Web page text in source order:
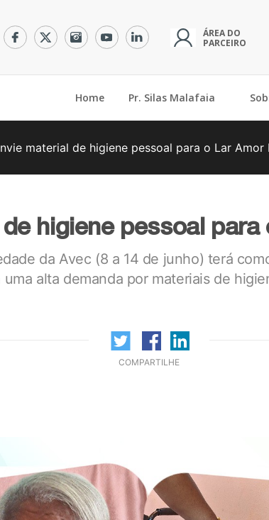
ÁREA DO
PARCEIRO
Home(current)Pr. Silas Malafaia
material de higiene pessoal para o Lar Amor
higiene pessoal
da Avec (8 a 14 de junho) terá
alta demanda por materiais de
COMPARTILHE